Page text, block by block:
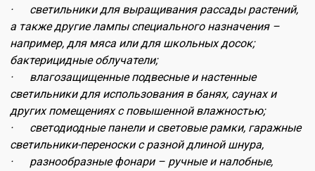
· светильники для выращивания рассады растений,
а также другие лампы специального назначения –
например, для мяса или для школьных досок;
бактерицидные облучатели;
· влагозащищенные подвесные и настенные
светильники для использования в банях, саунах и
других помещениях с повышенной влажностью;
· светодиодные панели и световые рамки, гаражные
светильники-переноски с разной длиной шнура,
· разнообразные фонари – ручные и налобные,